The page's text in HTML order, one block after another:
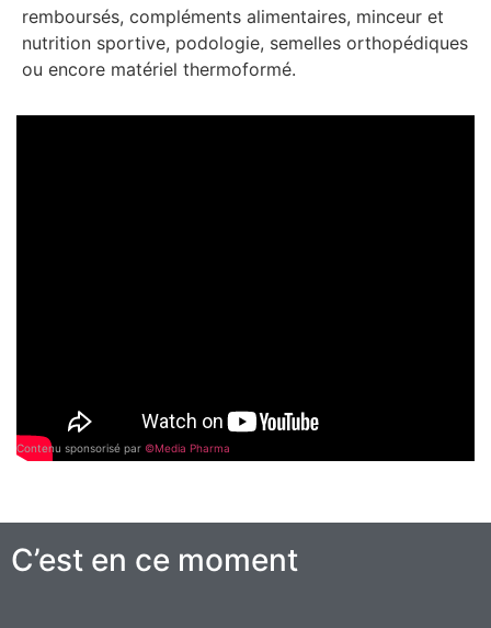
remboursés, compléments alimentaires, minceur et
nutrition sportive, podologie, semelles orthopédiques
ou encore matériel thermoformé.
Contenu sponsorisé par ©Media Pharma
C’est en ce moment